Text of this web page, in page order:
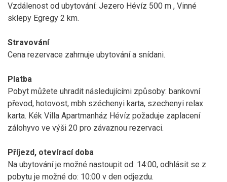
Vzdálenost od ubytování: Jezero Hévíz 500 m , Vinné
sklepy Egregy 2 km.
Stravování
Cena rezervace zahrnuje ubytování a snídani.
Platba
Pobyt můžete uhradit následujícími způsoby: bankovní
převod, hotovost, mbh széchenyi karta, szechenyi relax
karta. Kék Villa Apartmanház Hévíz požaduje zaplacení
zálohyvo ve výši 20 pro závaznou rezervaci.
Příjezd, otevírací doba
Na ubytování je možné nastoupit od: 14:00, odhlásit se z
pobytu je možné do: 10:00 v den odjezdu.